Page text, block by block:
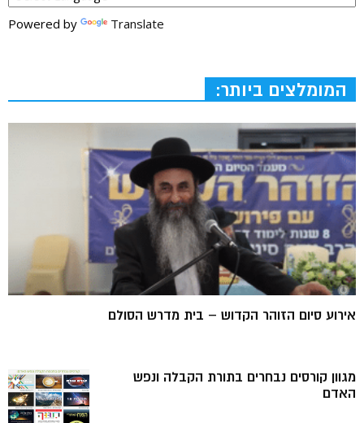
Powered by Translate
המומלצים ביותר:
אירוע סיום הזוהר הקדוש – בית מדרש הסולם
מגוון קורסים נבחרים בתורת הקבלה ונפש
האדם